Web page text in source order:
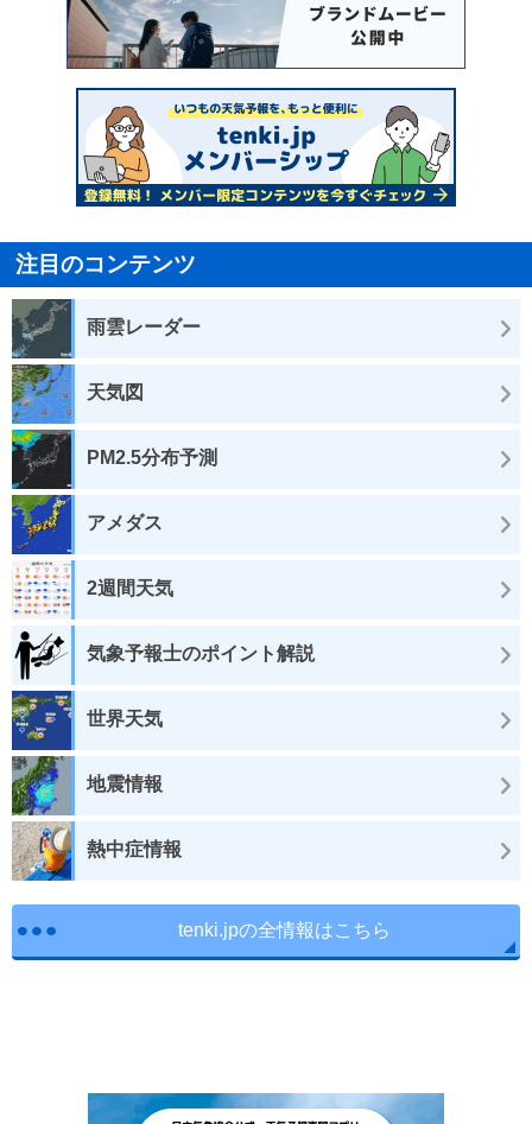
注目のコンテンツ
雨雲レーダー
天気図
PM2.5分布予測
アメダス
2週間天気
気象予報士のポイント解説
世界天気
地震情報
熱中症情報
tenki.jpの全情報はこちら